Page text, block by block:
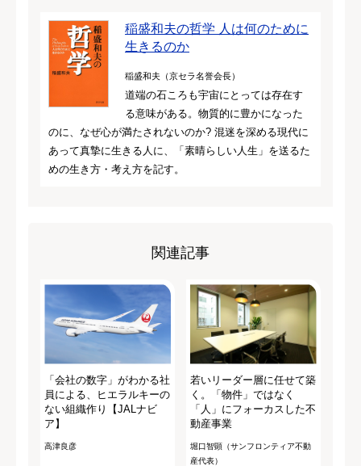
稲盛和夫の哲学 人は何のために
生きるのか
稲盛和夫（京セラ名誉会長）
道端の石ころも宇宙にとっては存在す
る意味がある。物質的に豊かになった
のに、なぜ心が満たされないのか? 混迷を深める現代に
あって真摯に生きる人に、「素晴らしい人生」を送るた
めの生き方・考え方を記す。
関連記事
「会社の数字」がわかる社
員による、ヒエラルキーの
ない組織作り【JALナビ
ア】
高津良彦
若いリーダー層に任せて築
く。「物件」ではなく
「人」にフォーカスした不
動産事業
堀口智顕（サンフロンティア不動
産代表）